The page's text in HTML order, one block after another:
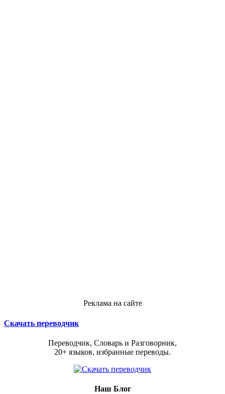
Реклама на сайте
Скачать переводчик
Переводчик, Словарь и Разговорник,
20+ языков, избранные переводы.
Наш Блог